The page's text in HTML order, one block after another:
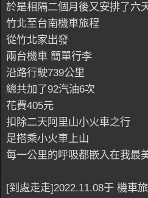
於是相隔二個月後又安排了六
竹北至台南機車旅程
從竹北家出發
兩台機車 簡單行李
沿路行駛739公里
總共加了92汽油6次
花費405元
扣除二天阿里山小火車之行
是搭乘小火車上山
每一公里的呼吸都嵌入在我最
[到處走走]2022.11.08于 機車